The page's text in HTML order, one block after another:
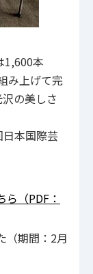
1,600本
み上げて完
の美しさ
本国際芸
（PDF：
（期間：2月